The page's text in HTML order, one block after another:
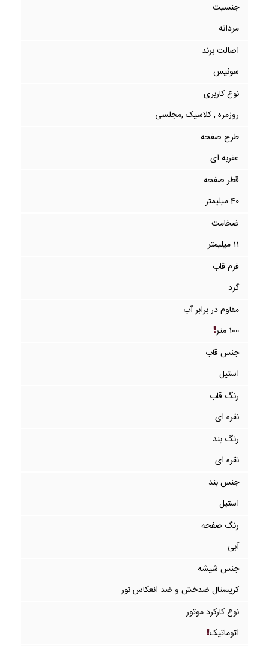
جنسیت
مردانه
اصالت برند
سوئیس
نوع کاربری
روزمره , کلاسیک ,مجلسی
طرح صفحه
عقربه ای
قطر صفحه
40 میلیمتر
ضخامت
11 میلیمتر
فرم قاب
گرد
مقاوم در برابر آب
100 متر
جنس قاب
استیل
رنگ قاب
نقره ای
رنگ بند
نقره ای
جنس بند
استیل
رنگ صفحه
آبی
جنس شیشه
کریستال ضدخش و ضد انعکاس نور
نوع کارکرد موتور
اتوماتیک